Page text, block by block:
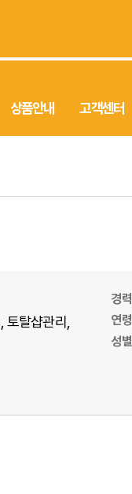
상품안내 고객센터
토탈샵관리
경
연
성